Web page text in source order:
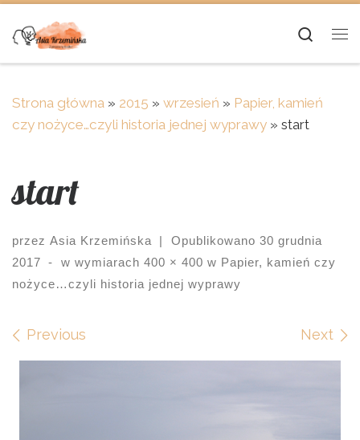
Skip to content
Strona główna » 2015 » wrzesień » Papier, kamień
czy nożyce…czyli historia jednej wyprawy » start
start
przez Asia Krzemińska | Opublikowano 30 grudnia
2017
- w wymiarach 400 × 400 w Papier, kamień czy
nożyce…czyli historia jednej wyprawy
Images navigation
Previous Next